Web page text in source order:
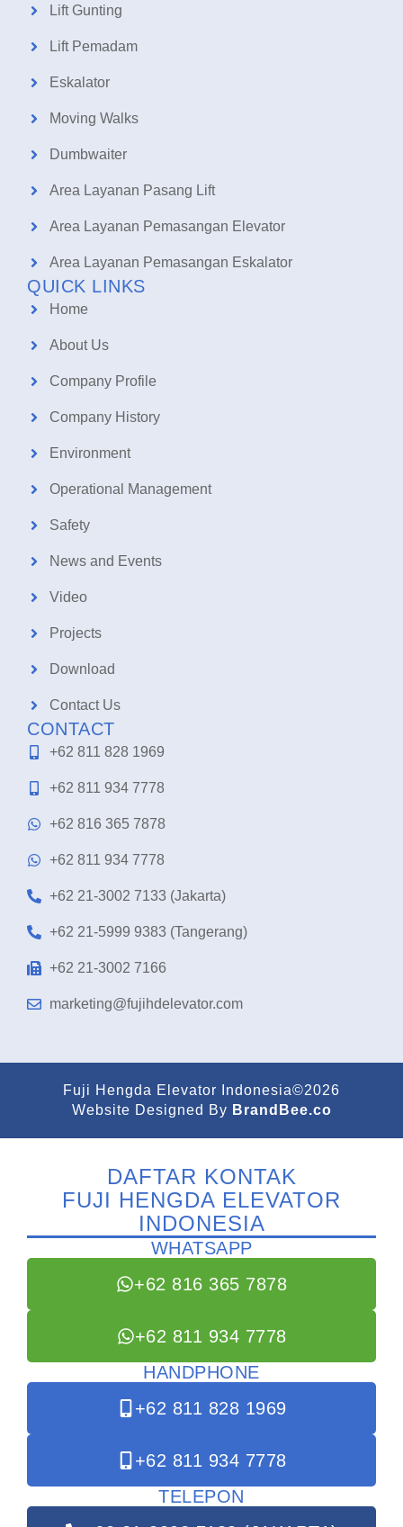
Lift Gunting
Lift Pemadam
Eskalator
Moving Walks
Dumbwaiter
Area Layanan Pasang Lift
Area Layanan Pemasangan Elevator
Area Layanan Pemasangan Eskalator
QUICK LINKS
Home
About Us
Company Profile
Company History
Environment
Operational Management
Safety
News and Events
Video
Projects
Download
Contact Us
CONTACT
+62 811 828 1969
+62 811 934 7778
+62 816 365 7878
+62 811 934 7778
+62 21-3002 7133 (Jakarta)
+62 21-5999 9383 (Tangerang)
+62 21-3002 7166
marketing@fujihdelevator.com
Fuji Hengda Elevator Indonesia©2026
Website Designed By BrandBee.co
DAFTAR KONTAK
FUJI HENGDA ELEVATOR
INDONESIA
WHATSAPP
+62 816 365 7878
+62 811 934 7778
HANDPHONE
+62 811 828 1969
+62 811 934 7778
TELEPON